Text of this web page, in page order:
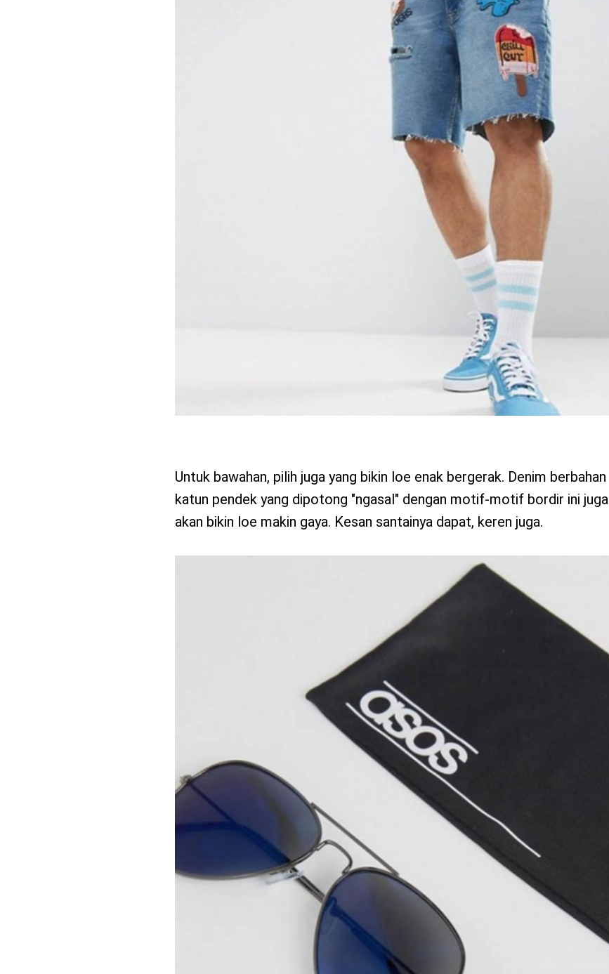
Untuk bawahan, pilih juga yang bikin loe enak bergerak. Denim berbahan
katun pendek yang dipotong "ngasal" dengan motif-motif bordir ini juga
akan bikin loe makin gaya. Kesan santainya dapat, keren juga.